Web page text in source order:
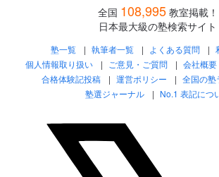
全国 108,995 教室掲載！
日本最大級の塾検索サイト
塾一覧 執筆者一覧 よくある質問
個人情報取り扱い
ご意見・ご質問 会社概要
合格体験記投稿
運営ポリシー
全国の塾
塾選ジャーナル
No.1 表記につ